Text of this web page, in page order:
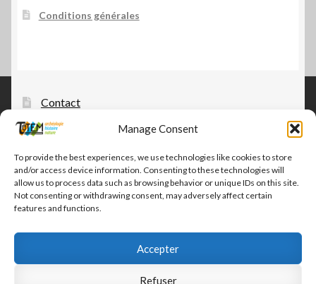
Manage Consent
To provide the best experiences, we use technologies like cookies to store
and/or access device information. Consenting to these technologies will
allow us to process data such as browsing behavior or unique IDs on this site.
Not consenting or withdrawing consent, may adversely affect certain
features and functions.
Accepter
Refuser
Conditions générales
Contact
Tautem – édition, diffusion, distribution
CGV-CGU Tautem
Conditions générales